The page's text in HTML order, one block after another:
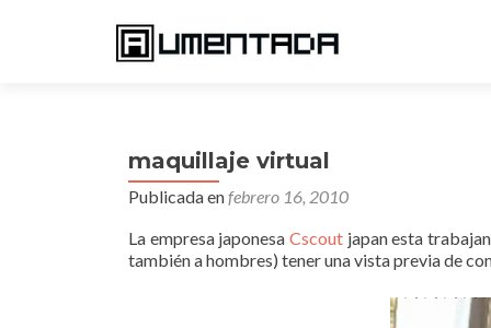
maquillaje virtual
Publicada enfebrero 16, 2010
La empresa japonesaCscout japan esta
también a hombres) tener una vista previa de